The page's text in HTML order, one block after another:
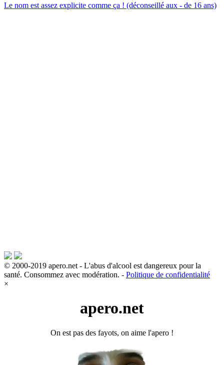
Le nom est assez explicite comme ça ! (déconseillé aux - de 16 ans)
© 2000-2019 apero.net - L'abus d'alcool est dangereux pour la
santé. Consommez avec modération. - Politique de confidentialité
×
apero.net
On est pas des fayots, on aime l'apero !